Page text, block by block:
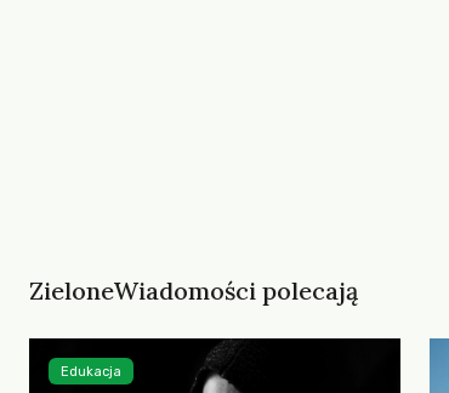
ZieloneWiadomości polecają
Edukacja